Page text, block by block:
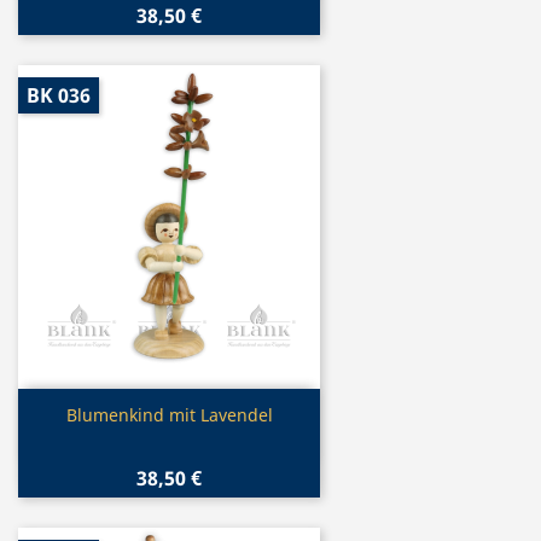
38,50 €
Vorschau
Blumenkind mit Lavendel
38,50 €
BK 036